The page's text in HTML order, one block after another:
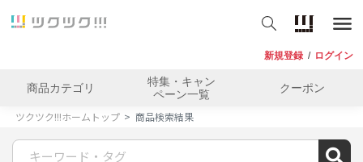
新規登録 / ログイン
商品カテゴリ
特集・キャン
ペーン一覧
クーポン
ツクツク!!!ホームトップ 商品検索結果